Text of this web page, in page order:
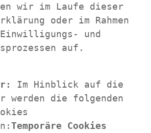
wir im Laufe dieser
oder im Rahmen
und
auf.
Im Hinblick auf die
werden die folgenden
Temporäre Cookies